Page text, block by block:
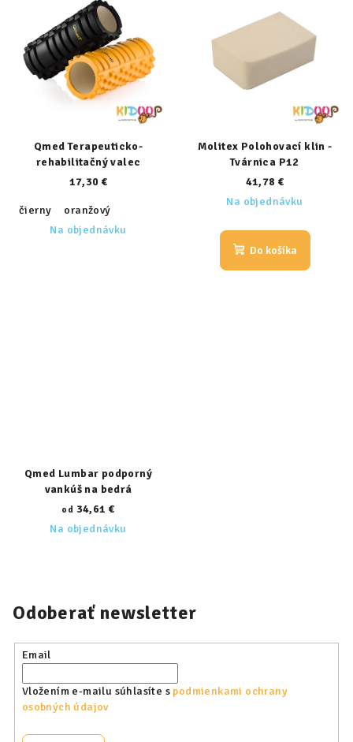
Qmed Terapeuticko-
rehabilitačný valec
17,30 €
čierny
oranžový
Na objednávku
Molitex Polohovací klin -
Tvárnica P12
41,78 €
Na objednávku
Do košíka
Qmed Lumbar podporný
vankúš na bedrá
od 34,61 €
Na objednávku
Odoberať newsletter
Email
Vložením e-mailu súhlasíte s podmienkami ochrany
osobných údajov